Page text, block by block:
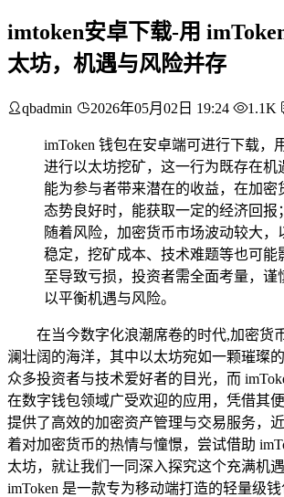
imtoken安卓下载-用
太坊，机遇与风险并存
qbadmin 2026年05月02日 19:24 1.1K
imToken 钱包在安卓端可进行下载，
进行以太坊挖矿，这一行为既存在机
能为参与者带来潜在的收益，在加密
态势良好时，能获取一定的经济回报
随着风险，加密货币市场波动较大，
稳定，挖矿成本、技术难题等也可能
至导致亏损，投资者需全面考量，谨
以平衡机遇与风险。
在当今数字化浪潮席卷的时代,加密货
澜壮阔的海洋，其中以太坊宛如一颗璀璨
众多投资者与技术爱好者的目光，而
在数字钱包领域广受欢迎的应用，凭借其
提供了高效的加密资产管理与交易服务，
着对加密货币的热情与憧憬，尝试借助
太坊，就让我们一同深入探究这个充满机
imToken 是一款专为移动端打造的轻量级